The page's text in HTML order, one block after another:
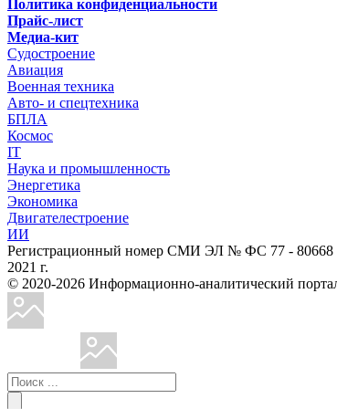
Политика конфиденциальности
Прайс-лист
Медиа-кит
Судостроение
Авиация
Военная техника
Авто- и спецтехника
БПЛА
Космос
IT
Наука и промышленность
Энергетика
Экономика
Двигателестроение
ИИ
Регистрационный номер СМИ ЭЛ № ФС 77 - 80668
2021 г.
© 2020-2026 Информационно-аналитический